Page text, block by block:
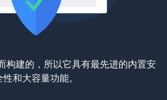
建的，所以它具有最先进的内置安
性和大容量功能。